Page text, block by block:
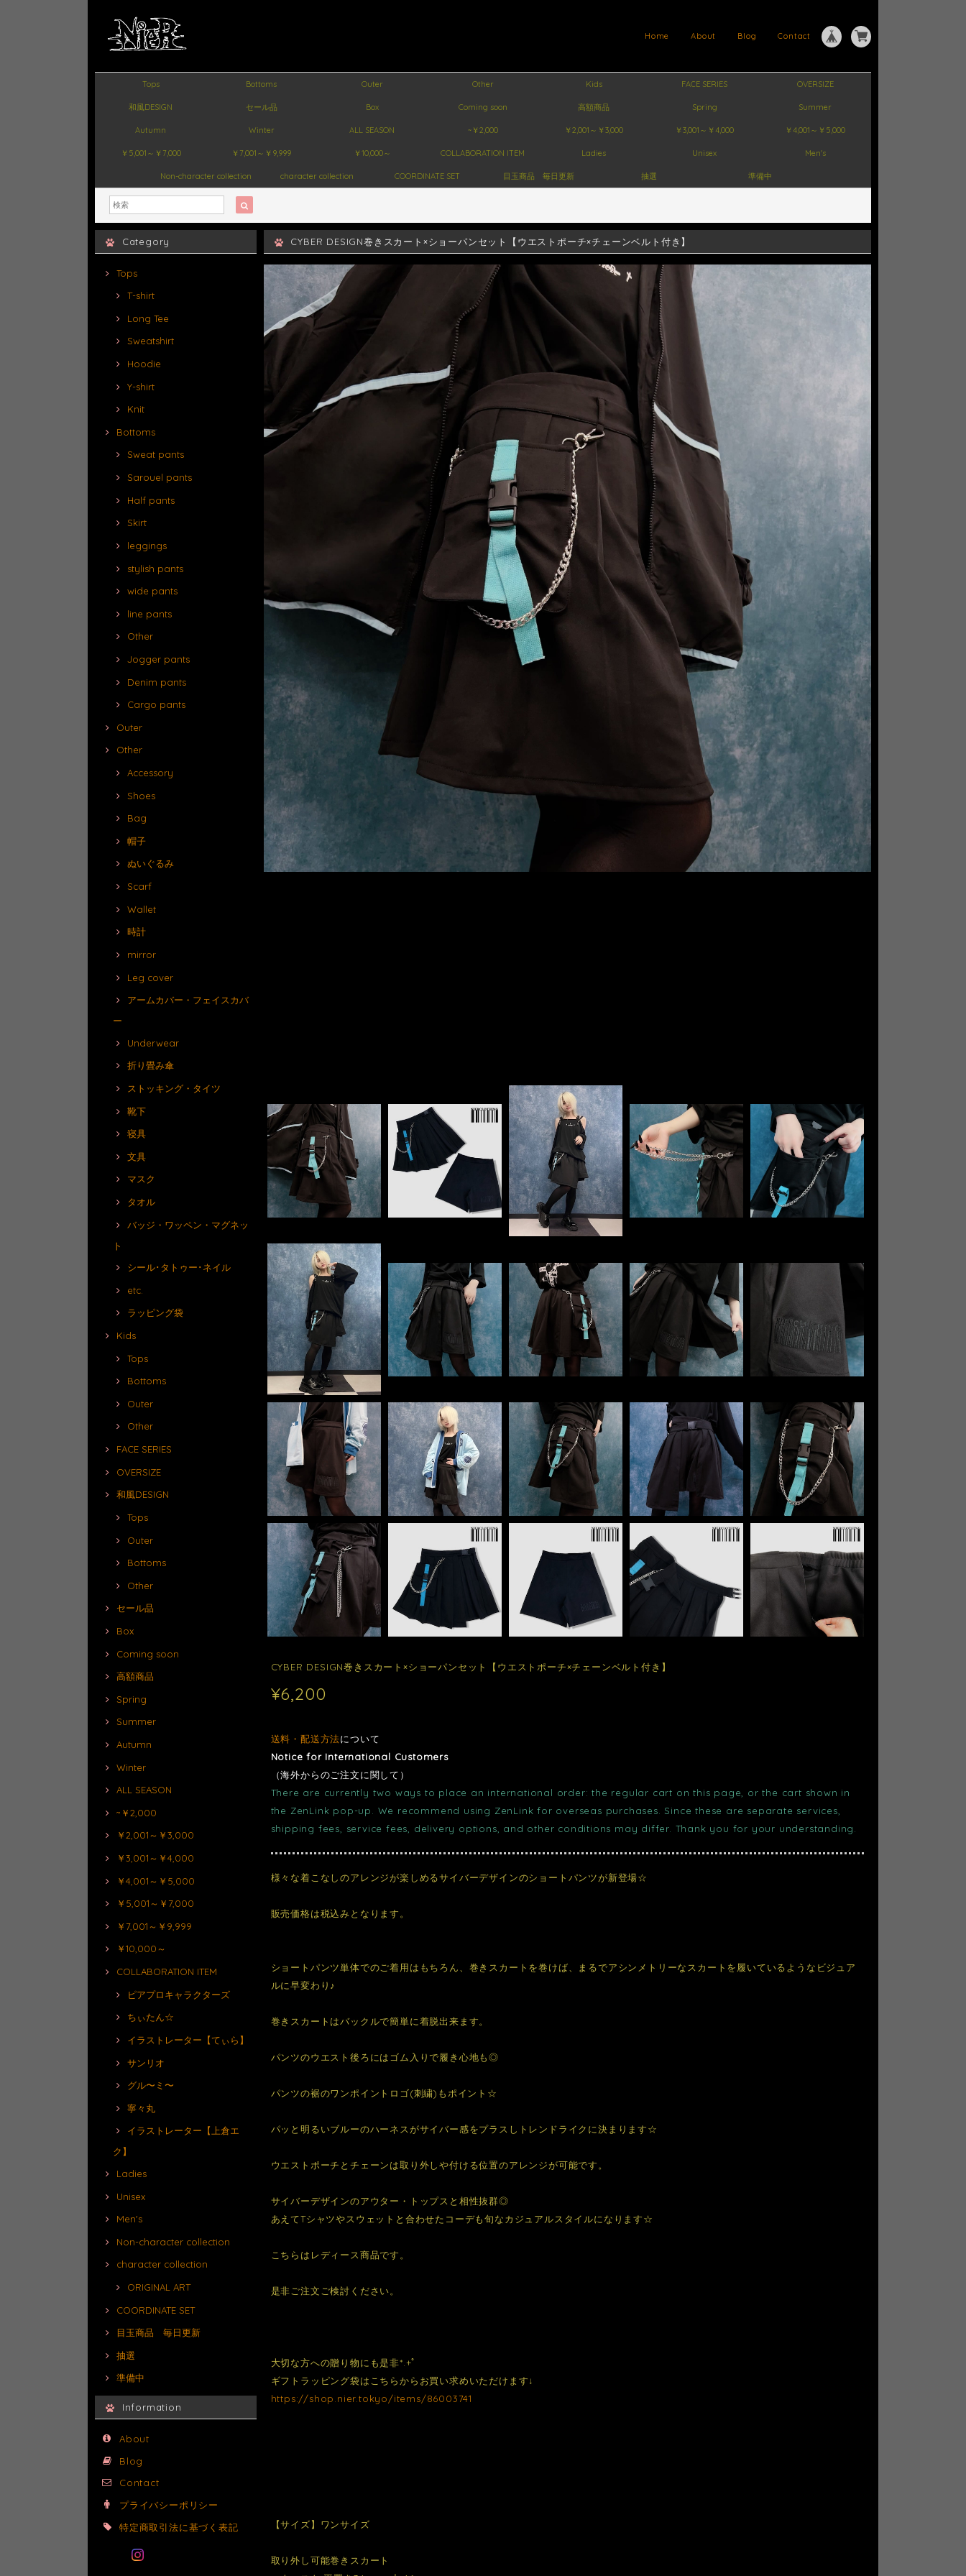
Contact
Blog
About
Home
Tops Bottoms Outer Other Kids FACE SERIES OVERSIZE
和風DESIGN セール品 Box Coming soon 高額商品 Spring Summer
Autumn Winter ALL SEASON ~￥2,000 ￥2,001～￥3,000 ￥3,001～￥4,000 ￥4,001～￥5,000
￥5,001～￥7,000 ￥7,001～￥9,999 ￥10,000～ COLLABORATION ITEM Ladies Unisex Men's
Non-character collection character collection COORDINATE SET 目玉商品 毎日更新 抽選 準備中
Category
Tops
T-shirt
Long Tee
Sweatshirt
Hoodie
Y-shirt
Knit
Bottoms
Sweat pants
Sarouel pants
Half pants
Skirt
leggings
stylish pants
wide pants
line pants
Other
Jogger pants
Denim pants
Cargo pants
Outer
Other
Accessory
Shoes
Bag
帽子
ぬいぐるみ
Scarf
Wallet
時計
mirror
Leg cover
アームカバー・フェイスカバ
ー
Underwear
折り畳み傘
ストッキング・タイツ
靴下
寝具
文具
マスク
タオル
バッジ・ワッペン・マグネッ
ト
シール･タトゥー･ネイル
etc.
ラッピング袋
Kids
Tops
Bottoms
Outer
Other
FACE SERIES
OVERSIZE
和風DESIGN
Tops
Outer
Bottoms
Other
セール品
Box
Coming soon
高額商品
Spring
Summer
Autumn
Winter
ALL SEASON
~￥2,000
￥2,001～￥3,000
￥3,001～￥4,000
￥4,001～￥5,000
￥5,001～￥7,000
￥7,001～￥9,999
￥10,000～
COLLABORATION ITEM
ピアプロキャラクターズ
ちぃたん☆
イラストレーター【てぃら】
サンリオ
グル〜ミ〜
寧々丸
イラストレーター【上倉エ
ク】
Ladies
Unisex
Men's
Non-character collection
character collection
ORIGINAL ART
COORDINATE SET
目玉商品 毎日更新
抽選
準備中
Information
About
Blog
Contact
プライバシーポリシー
特定商取引法に基づく表記
CYBER DESIGN巻きスカート×ショーパンセット【ウエストポーチ×チェーンベルト付き】
CYBER DESIGN巻きスカート×ショーパンセット【ウエストポーチ×チェーンベルト付き】
¥6,200
送料・配送方法について
Notice for International Customers
（海外からのご注文に関して）
There are currently two ways to place an international order: the regular cart on this page, or the cart shown in
the ZenLink pop-up. We recommend using ZenLink for overseas purchases. Since these are separate services,
shipping fees, service fees, delivery options, and other conditions may differ. Thank you for your understanding.
様々な着こなしのアレンジが楽しめるサイバーデザインのショートパンツが新登場☆
販売価格は税込みとなります。
ショートパンツ単体でのご着用はもちろん、巻きスカートを巻けば、まるでアシンメトリーなスカートを履いているようなビジュア
ルに早変わり♪
巻きスカートはバックルで簡単に着脱出来ます。
パンツのウエスト後ろにはゴム入りで履き心地も◎
パンツの裾のワンポイントロゴ(刺繍)もポイント☆
パッと明るいブルーのハーネスがサイバー感をプラスしトレンドライクに決まります☆
ウエストポーチとチェーンは取り外しや付ける位置のアレンジが可能です。
サイバーデザインのアウター・トップスと相性抜群◎
あえてTシャツやスウェットと合わせたコーデも旬なカジュアルスタイルになります☆
こちらはレディース商品です。
是非ご注文ご検討ください。
大切な方への贈り物にも是非*.+ﾟ
ギフトラッピング袋はこちらからお買い求めいただけます↓
https://shop.nier.tokyo/items/86003741
【サイズ】ワンサイズ
取り外し可能巻きスカート